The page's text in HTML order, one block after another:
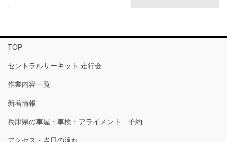
TOP
セントラルサーキット 走行会
作業内容一覧
新着情報
兵庫県の車屋・車検・アライメント 予約